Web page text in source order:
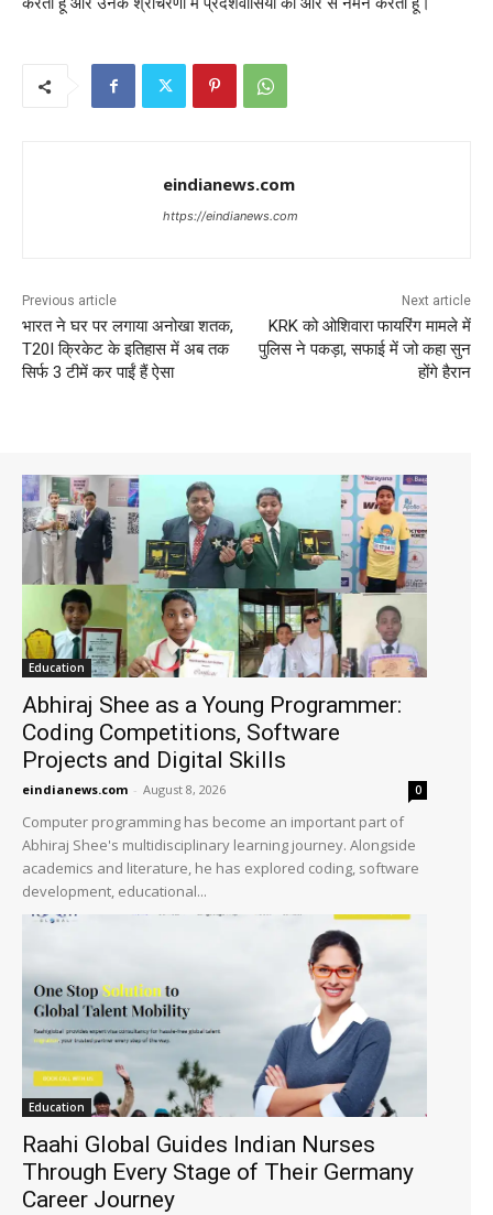
eindianews.com
https://eindianews.com
Previous article
भारत ने घर पर लगाया अनोखा शतक,
T20I क्रिकेट के इतिहास में अब तक
सिर्फ 3 टीमें कर पाईं हैं ऐसा
Next article
KRK को ओशिवारा फायरिंग मामले में
पुलिस ने पकड़ा, सफाई में जो कहा सुन
होंगे हैरान
Education
Abhiraj Shee as a Young Programmer:
Coding Competitions, Software
Projects and Digital Skills
eindianews.com - August 8, 2026 0
Computer programming has become an important part of
Abhiraj Shee's multidisciplinary learning journey. Alongside
academics and literature, he has explored coding, software
development, educational...
Education
Raahi Global Guides Indian Nurses
Through Every Stage of Their Germany
Career Journey